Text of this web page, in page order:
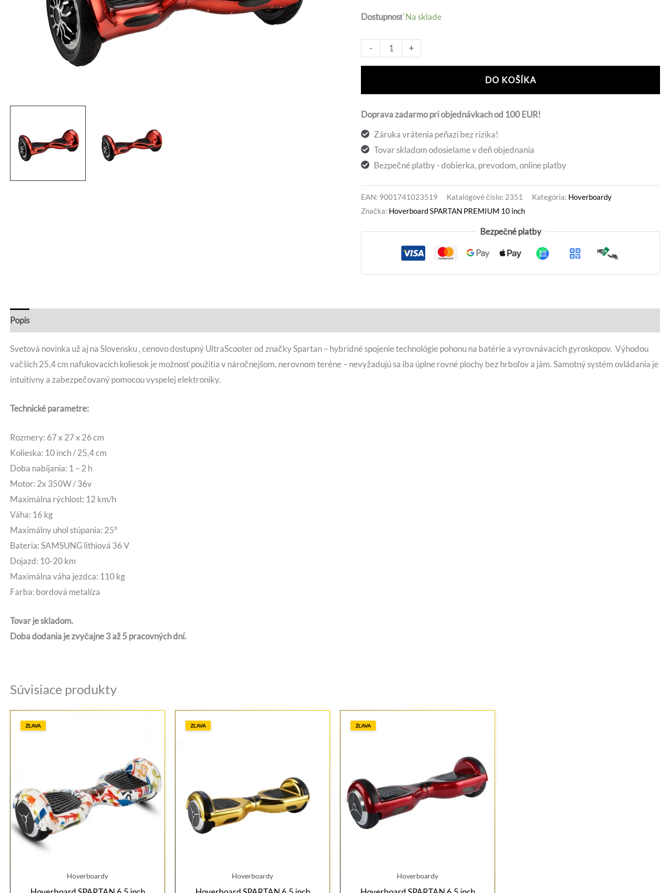
369,00 €.
DostupnosťNa sklade
-
množstvo
PREMIUM
10
+
DO KOŠÍKA
Doprava zadarmo pri objednávkach od 100 EUR!
Záruka vrátenia peňazí bez rizika!
Tovar skladom odosielame v deň objednania
Bezpečné platby - dobierka, prevodom, online platby
EAN: 9001741023519 Katalógové číslo: 2351 Kategória: Hoverboardy
Značka: Hoverboard SPARTAN PREMIUM 10 inch
Bezpečné platby
Popis
Svetová novinka už aj na Slovensku , cenovo dostupný UltraScooter od značky Spartan – hybridné spojenie technológie pohonu na batérie a vyrovnávacích gyroskopov. Výhodou
vačších 25,4 cm nafukovacích koliesok je možnosť použitia v náročnejšom, nerovnom teréne – nevyžadujú sa iba úplne rovné plochy bez hrboľov a jám. Samotný systém ovládania je
intuitívny a zabezpečovaný pomocou vyspelej elektroniky.
Technické parametre:
Rozmery: 67 x 27 x 26 cm
Kolieska: 10 inch / 25,4 cm
Doba nabíjania: 1 – 2 h
Motor: 2x 350W / 36v
Maximálna rýchlost: 12 km/h
Váha: 16 kg
Maximálny uhol stúpania: 25°
Bateria: SAMSUNG lithiová 36 V
Dojazd: 10-20 km
Maximálna váha jezdca: 110 kg
Farba: bordová metalíza
Tovar je skladom.
Doba dodania je zvyčajne 3 až 5 pracovných dní.
Súvisiace produkty
ZĽAVA
Hoverboardy
ZĽAVA
Hoverboardy
ZĽAVA
Hoverboardy